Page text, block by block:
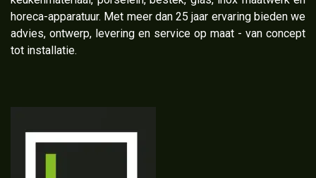
horeca-apparatuur. Met meer dan 25 jaar ervaring bieden we
advies, ontwerp, levering en service op maat - van concept
tot installatie.